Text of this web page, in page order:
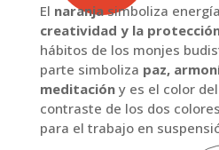
El naranjasimboliza
creatividad y la
hábitos de los monjes
parte simboliza paz,
meditacióny es el color
contraste de los dos
para el trabajo en